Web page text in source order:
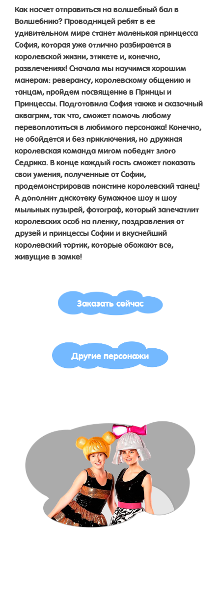
Как насчет отправиться на волшебный бал в
Волшебнию? Проводницей ребят в ее
удивительном мире станет маленькая принцесса
София, которая уже отлично разбирается в
королевской жизни, этикете и, конечно,
развлечениях! Сначала мы научимся хорошим
манерам: реверансу, королевскому общению и
танцам, пройдем посвящение в Принцы и
Принцессы. Подготовила София также и сказочный
аквагрим, так что, сможет помочь любому
перевоплотиться в любимого персонажа! Конечно,
не обойдется и без приключения, но дружная
королевская команда мигом победит злого
Седрика. В конце каждый гость сможет показать
свои умения, полученные от Софии,
продемонстрировав поистине королевский танец!
А дополнит дискотеку бумажное шоу и шоу
мыльных пузырей, фотограф, который запечатлит
королевских особ на пленку, поздравления от
друзей и принцессы Софии и вкуснейший
королевский тортик, которые обожают все,
живущие в замке!
Заказать сейчас
Другие персонажи